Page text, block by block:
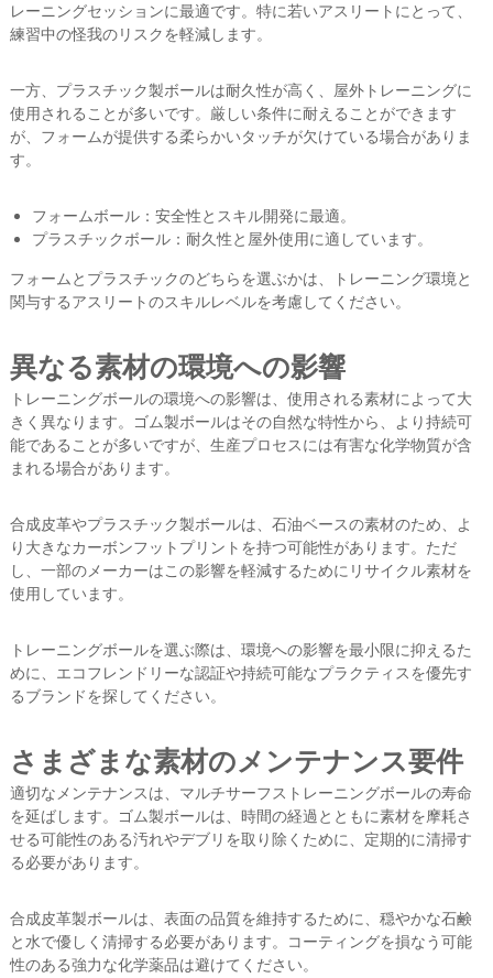
レーニングセッションに最適です。特に若いアスリートにとって、
練習中の怪我のリスクを軽減します。
一方、プラスチック製ボールは耐久性が高く、屋外トレーニングに
使用されることが多いです。厳しい条件に耐えることができます
が、フォームが提供する柔らかいタッチが欠けている場合がありま
す。
フォームボール：安全性とスキル開発に最適。
プラスチックボール：耐久性と屋外使用に適しています。
フォームとプラスチックのどちらを選ぶかは、トレーニング環境と
関与するアスリートのスキルレベルを考慮してください。
異なる素材の環境への影響
トレーニングボールの環境への影響は、使用される素材によって大
きく異なります。ゴム製ボールはその自然な特性から、より持続可
能であることが多いですが、生産プロセスには有害な化学物質が含
まれる場合があります。
合成皮革やプラスチック製ボールは、石油ベースの素材のため、よ
り大きなカーボンフットプリントを持つ可能性があります。ただ
し、一部のメーカーはこの影響を軽減するためにリサイクル素材を
使用しています。
トレーニングボールを選ぶ際は、環境への影響を最小限に抑えるた
めに、エコフレンドリーな認証や持続可能なプラクティスを優先す
るブランドを探してください。
さまざまな素材のメンテナンス要件
適切なメンテナンスは、マルチサーフストレーニングボールの寿命
を延ばします。ゴム製ボールは、時間の経過とともに素材を摩耗さ
せる可能性のある汚れやデブリを取り除くために、定期的に清掃す
る必要があります。
合成皮革製ボールは、表面の品質を維持するために、穏やかな石鹸
と水で優しく清掃する必要があります。コーティングを損なう可能
性のある強力な化学薬品は避けてください。